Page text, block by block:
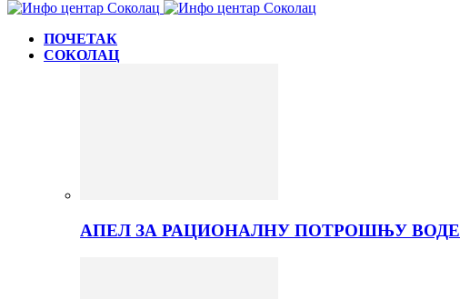
ПОЧЕТАК
СОКОЛАЦ
АПЕЛ ЗА РАЦИОНАЛНУ ПОТРОШЊУ ВОДЕ